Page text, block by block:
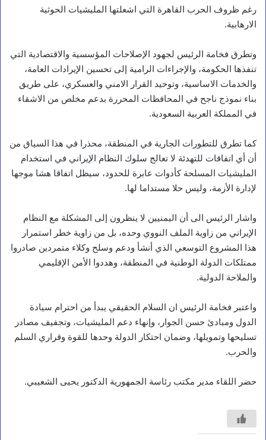
رغم ظروف الحرب القاهرة التي اشعلتها المليشيات الحوثية
الارهابية.
وتطرق فخامة الرئيس لجهود الإصلاحات المؤسسية والاقتصادية التي
تنفذها الحكومة، والإجراءات الرامية إلى تحسين الإيرادات العامة،
والخدمات الاساسية، وتوحيد القرار الامني والعسكري، على طريق
بناء نموذج ناجح في المحافظات المحررة بدعم مخلص من الاشقاء
في المملكة العربية السعودية.
كما تطرق للتطورات الجارية في المنطقة، محذرا في هذا السياق من
أن أي اتفاقات للتهدئة لا تعالج سلوك النظام الإيراني في استخدام
المليشيات المسلحة كأدوات عابرة للحدود، سيظل اتفاقا هشا موجها
لإدارة الأزمة، وليس حلا مستداما لها.
واشار الرئيس الى أن اليمنيين لا ينظرون إلى المشكلة مع النظام
الإيراني من زاوية الملف النووي وحده، بل من زاوية خطر استمرار
هذا المشروع التوسعي الذي أنشأ ودعم وسلح وكلاء متمردين صادروا
ممتلكات الدولة الوطنية في المنطقة، وهددوا الأمن الإقليمي
والملاحة الدولية.
واعتبر فخامة الرئيس ان السلام الحقيقي يبدأ من احترام سيادة
الدول ومبادئ حسن الجوار، وإنهاء دعم المليشيات، وتجفيف مصادر
تسليحها وتمويلها، وضمان احتكار الدولة وحدها للقوة وقراري السلم
والحرب.
حضر اللقاء مدير مكتب رئاسة الجمهورية الدكتور يحيى الشعيبي.
ا